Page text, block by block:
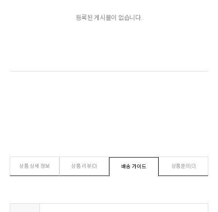
등록된 게시물이 없습니다.
상품 상세 정보 상품 리뷰(0) 배송 가이드 상품문의(0)